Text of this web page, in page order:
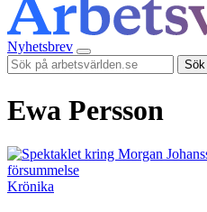
Nyhetsbrev
Sök
Ewa Persson
Krönika